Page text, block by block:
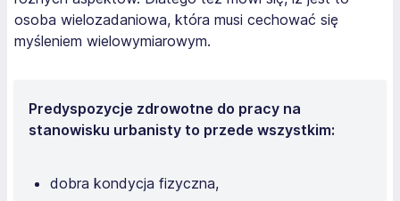
osoba wielozadaniowa, która musi cechować się
myśleniem wielowymiarowym.
Predyspozycje zdrowotne do pracy na
stanowisku urbanisty to przede wszystkim:
dobra kondycja fizyczna,